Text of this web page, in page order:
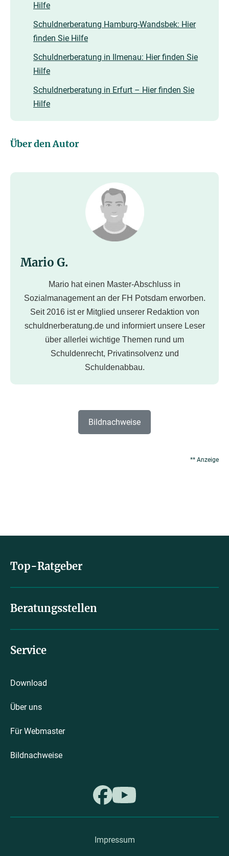
Hilfe
Schuldnerberatung Hamburg-Wandsbek: Hier
finden Sie Hilfe
Schuldnerberatung in Ilmenau: Hier finden Sie
Hilfe
Schuldnerberatung in Erfurt – Hier finden Sie
Hilfe
Über den Autor
Mario G.
Mario hat einen Master-Abschluss in
Sozialmanagement an der FH Potsdam erworben.
Seit 2016 ist er Mitglied unserer Redaktion von
schuldnerberatung.de und informiert unsere Leser
über allerlei wichtige Themen rund um
Schuldenrecht, Privatinsolvenz und
Schuldenabbau.
Bildnachweise
** Anzeige
Top-Ratgeber
Beratungsstellen
Service
Download
Über uns
Für Webmaster
Bildnachweise
Impressum